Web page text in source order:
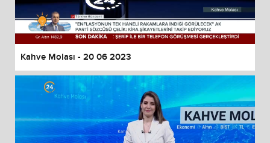
Kahve Molası - 20 06 2023